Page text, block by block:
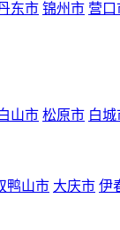
东市 锦州市 营口
山市 松原市 白城
鸭山市 大庆市 伊